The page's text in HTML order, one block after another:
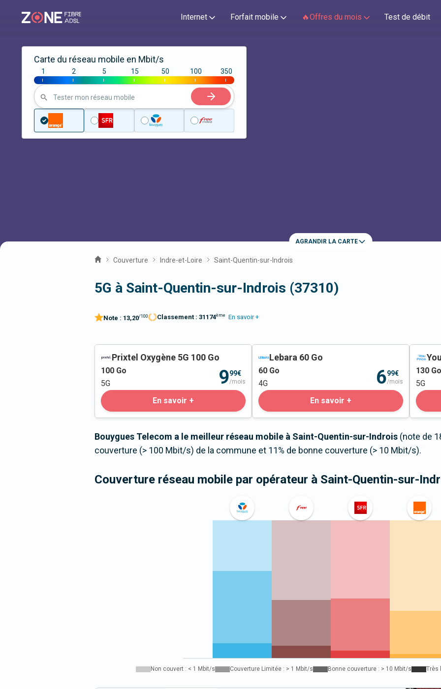
Internet Forfait mobile 🔥Offres du mois Test de débit
Carte du réseau mobile en Mbit/s
|
1
|
2
|
5
|
15
|
50
|
100
|
350
Tester mon réseau mobile
AGRANDIR LA CARTE
Couverture Indre-et-Loire Saint-Quentin-sur-Indrois
5G à Saint-Quentin-sur-Indrois (37310)
Note : 13,20/100 Classement : 31174ème En savoir +
Prixtel Oxygène 5G 100 Go
100 Go
5G
999€
/mois
En savoir +
Lebara 60 Go
60 Go
4G
699€
/mois
En savoir +
130 Go
5G
Bouygues Telecom a le meilleur réseau mobile à Saint-Quentin-sur-Indrois (note de
couverture (> 100 Mbit/s) de la commune et 11% de bonne couverture (> 10 Mbit/s).
Couverture réseau mobile par opérateur à Saint-Quentin-sur-
Non couvert : < 1 Mbit/s Couverture Limitée : > 1 Mbit/s Bonne couverture : > 10 Mbit/s Très